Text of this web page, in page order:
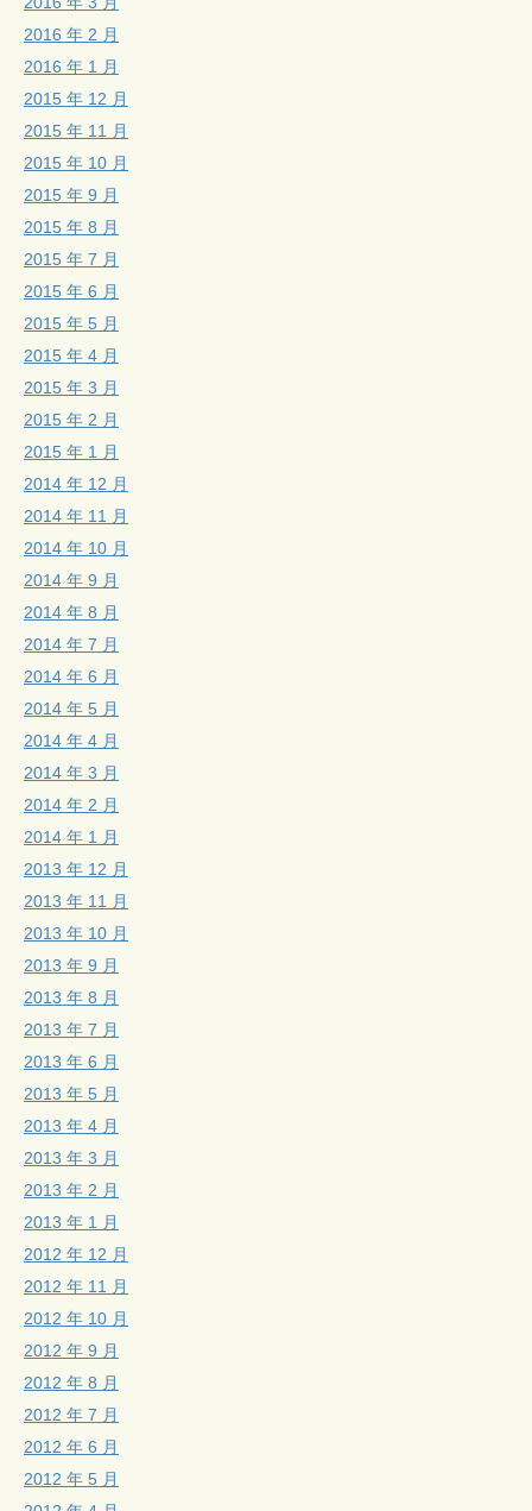
2016 年 2 月
2016 年 1 月
2015 年 12 月
2015 年 11 月
2015 年 10 月
2015 年 9 月
2015 年 8 月
2015 年 7 月
2015 年 6 月
2015 年 5 月
2015 年 4 月
2015 年 3 月
2015 年 2 月
2015 年 1 月
2014 年 12 月
2014 年 11 月
2014 年 10 月
2014 年 9 月
2014 年 8 月
2014 年 7 月
2014 年 6 月
2014 年 5 月
2014 年 4 月
2014 年 3 月
2014 年 2 月
2014 年 1 月
2013 年 12 月
2013 年 11 月
2013 年 10 月
2013 年 9 月
2013 年 8 月
2013 年 7 月
2013 年 6 月
2013 年 5 月
2013 年 4 月
2013 年 3 月
2013 年 2 月
2013 年 1 月
2012 年 12 月
2012 年 11 月
2012 年 10 月
2012 年 9 月
2012 年 8 月
2012 年 7 月
2012 年 6 月
2012 年 5 月